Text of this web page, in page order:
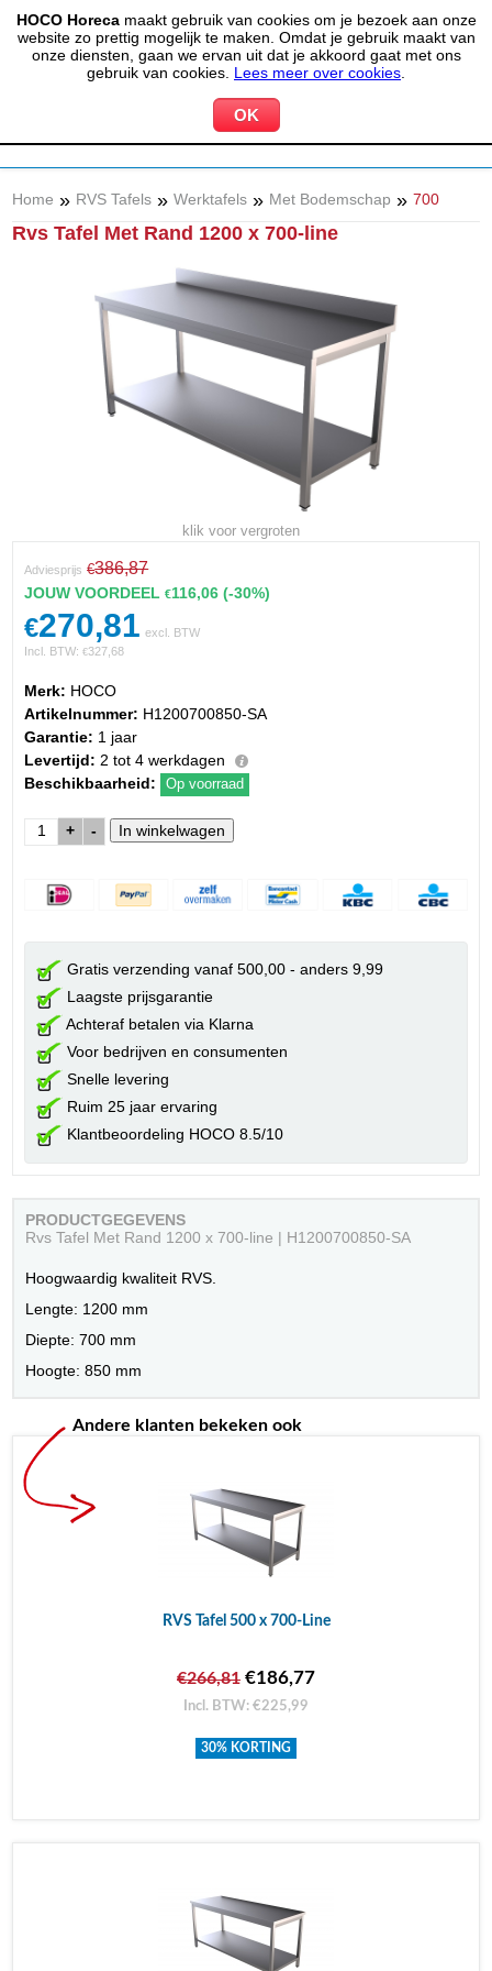
HOCO Horecamaakt gebruik van cookies om je bezoek aan onze
website zo prettig mogelijk te maken. Omdat je gebruik maakt van
onze diensten, gaan we ervan uit dat je akkoord gaat met ons
gebruik van cookies. Lees meer over cookies
(020) 497 6325 info@hocohoreca.nl
MIJN ACCOUNT 0 WINKELWAGEN
Home » RVS Tafels » Werktafels » Met Bodemschap » 700
Rvs Tafel Met Rand 1200 x 700-line
klik voor vergroten
Adviesprijs €386,87
JOUW VOORDEEL€116,06 (-30%)
€270,81 excl. BTW
Incl. BTW:€327,68
Merk: HOCO
Artikelnummer: H1200700850-SA
Garantie: 1 jaar
Levertijd: 2 tot 4 werkdagen
Beschikbaarheid:
Op voorraad
+ -
Gratis verzending vanaf 500,00 - anders 9,99
Laagste prijsgarantie
Achteraf betalen via Klarna
Voor bedrijven en consumenten
Snelle levering
Ruim 25 jaar ervaring
Klantbeoordeling HOCO 8.5/10
PRODUCTGEGEVENS
Rvs Tafel Met Rand 1200 x 700-line | H1200700850-SA
Hoogwaardig kwaliteit RVS.
Lengte: 1200 mm
Diepte: 700 mm
Hoogte: 850 mm
Andere klanten bekeken ook
RVS Tafel 500 x 700-Line
€266,81 €186,77
Incl. BTW: €225,99
30% KORTING